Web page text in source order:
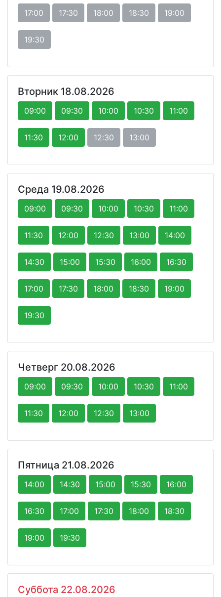
17:00 17:30 18:00 18:30 19:00
19:30
Вторник 18.08.2026
09:00 09:30 10:00 10:30 11:00
11:30 12:00 12:30 13:00
Среда 19.08.2026
09:00 09:30 10:00 10:30 11:00
11:30 12:00 12:30 13:00 14:00
14:30 15:00 15:30 16:00 16:30
17:00 17:30 18:00 18:30 19:00
19:30
Четверг 20.08.2026
09:00 09:30 10:00 10:30 11:00
11:30 12:00 12:30 13:00
Пятница 21.08.2026
14:00 14:30 15:00 15:30 16:00
16:30 17:00 17:30 18:00 18:30
19:00 19:30
Суббота 22.08.2026